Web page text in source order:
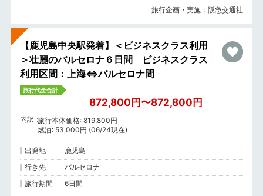
旅行企画・実施：阪急交通社
【鹿児島中央駅発着】＜ビジネスクラス利用
＞壮麗のバルセロナ６日間 ビジネスクラス
利用区間：上海⇔バルセロナ間
旅行代金合計
872,800円〜872,800円
内訳 旅行本体価格: 819,800円
燃油: 53,000円 (06/24現在)
出発地
鹿児島
行き先
バルセロナ
旅行期間
6日間